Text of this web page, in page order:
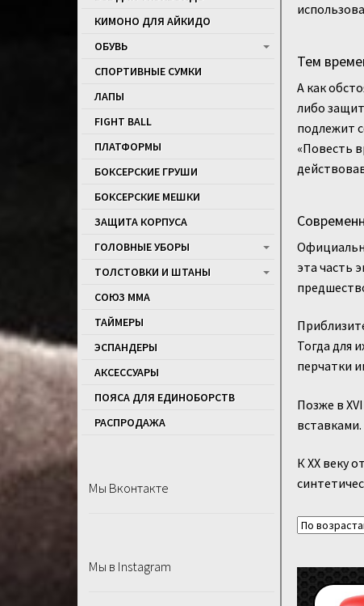
Тем
А как
либо
подлежит
«Повесть
эта часть
Тогда для
перчатки
Позже в
вставками.
К XX веку
КИМОНО ДЛЯ АЙКИДО
ОБУВЬ
СПОРТИВНЫЕ СУМКИ
ЛАПЫ
FIGHT BALL
ПЛАТФОРМЫ
БОКСЕРСКИЕ ГРУШИ
БОКСЕРСКИЕ МЕШКИ
ЗАЩИТА КОРПУСА
ГОЛОВНЫЕ УБОРЫ
ТОЛСТОВКИ И ШТАНЫ
СОЮЗ ММА
ТАЙМЕРЫ
ЭСПАНДЕРЫ
АКСЕССУАРЫ
ПОЯСА ДЛЯ ЕДИНОБОРСТВ
РАСПРОДАЖA
Мы Вконтакте
Мы в Instagram